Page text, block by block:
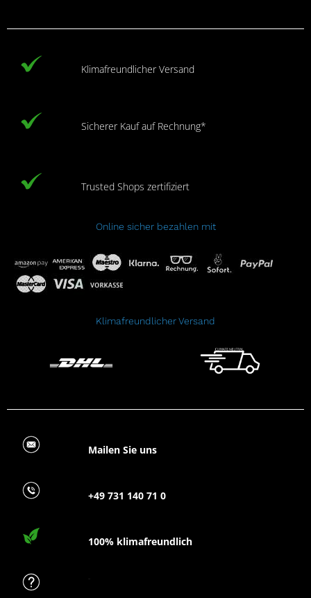
Klimafreundlicher Versand
Sicherer Kauf auf Rechnung*
Trusted Shops zertifiziert
Online sicher bezahlen mit
Klimafreundlicher Versand
Mailen Sie uns
+49 731 140 71 0
100% klimafreundlich